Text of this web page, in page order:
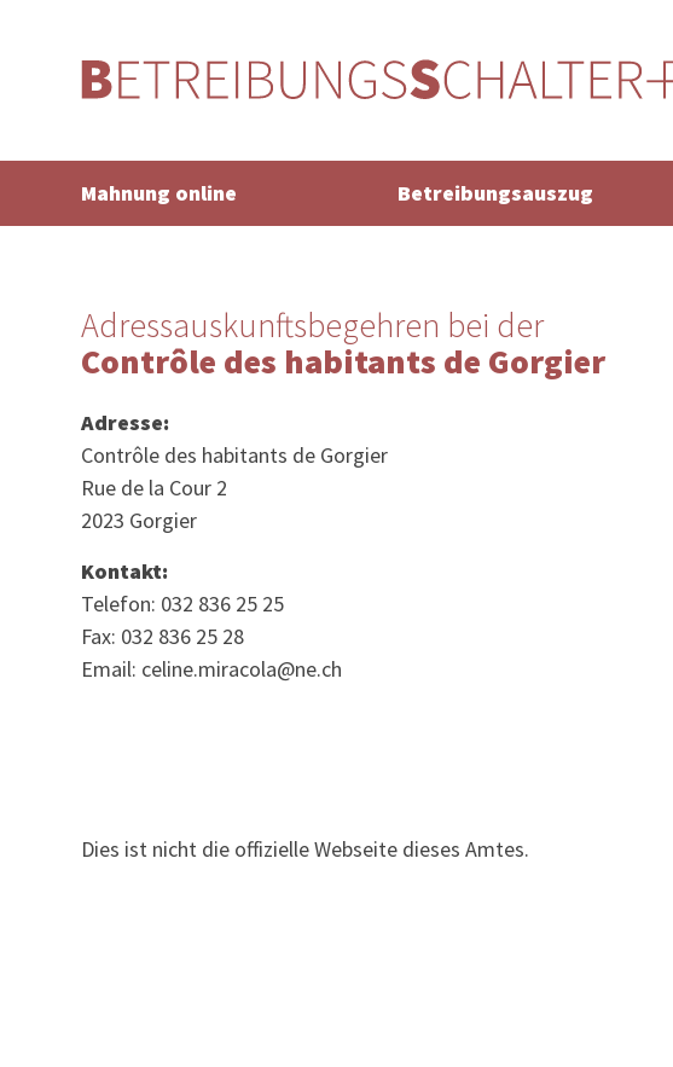
Mahnung online Betreibungsauszug
Adressauskunftsbegehren bei der
Contrôle des habitants de Gorgier
Adresse:
Contrôle des habitants de Gorgier
Rue de la Cour 2
2023 Gorgier
Kontakt:
Telefon: 032 836 25 25
Fax: 032 836 25 28
Email: celine.miracola@ne.ch
Dies ist nicht die offizielle Webseite dieses Amtes.